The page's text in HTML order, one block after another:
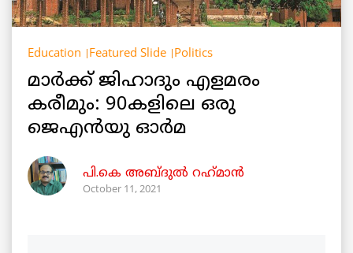
Education Featured Slide Politics
മാർക്ക് ജിഹാദും എളമരം
കരീമും: 90കളിലെ ഒരു
ജെഎൻയു ഓർമ
പി.കെ അബ്ദുൽ റഹ്‌മാൻ
October 11, 2021